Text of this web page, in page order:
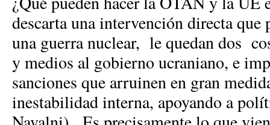
descarta una intervención directa que
una guerra nuclear, le quedan dos
y medios al gobierno ucraniano, e
sanciones que arruinen en gran
inestabilidad interna, apoyando a